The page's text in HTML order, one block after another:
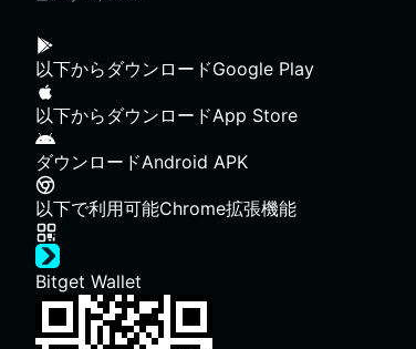
以下からダウンロードGoogle Play
以下からダウンロードApp Store
ダウンロードAndroid APK
以下で利用可能Chrome拡張機能
Bitget Wallet